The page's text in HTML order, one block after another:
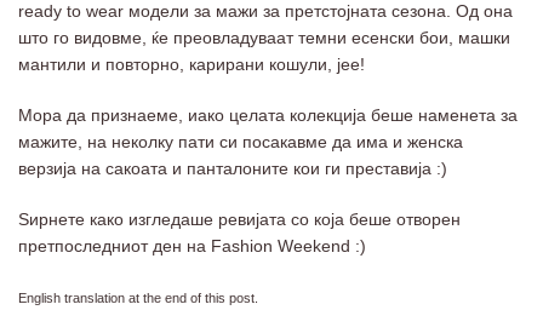
ready to wear модели за мажи за претстојната сезона. Од она
што го видовме, ќе преовладуваат темни есенски бои, машки
мантили и повторно, карирани кошули, јее!
Мора да признаеме, иако целата колекција беше наменета за
мажите, на неколку пати си посакавме да има и женска
верзија на сакоата и панталоните кои ги преставија :)
Ѕирнете како изгледаше ревијата со која беше отворен
претпоследниот ден на Fashion Weekend :)
English translation at the end of this post.